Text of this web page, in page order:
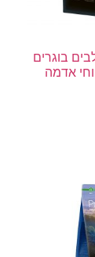
בוגרים
אדמה